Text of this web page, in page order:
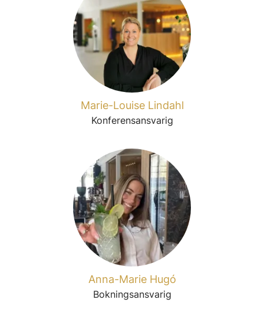
Marie-Louise Lindahl
Konferensansvarig
Anna-Marie Hugó
Bokningsansvarig